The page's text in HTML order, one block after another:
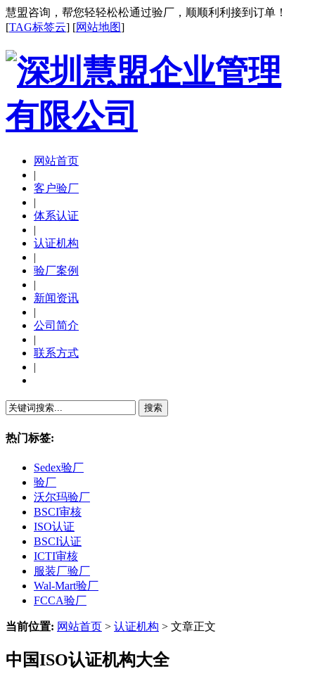
慧盟咨询，帮您轻轻松松通过验厂，顺顺利利接到订单！
[TAG标签云] [网站地图]
网站首页
|
客户验厂
|
体系认证
|
认证机构
|
验厂案例
|
新闻资讯
|
公司简介
|
联系方式
|
热门标签:
Sedex验厂
验厂
沃尔玛验厂
BSCI审核
ISO认证
BSCI认证
ICTI审核
服装厂验厂
Wal-Mart验厂
FCCA验厂
当前位置: 网站首页 > 认证机构 > 文章正文
中国ISO认证机构大全